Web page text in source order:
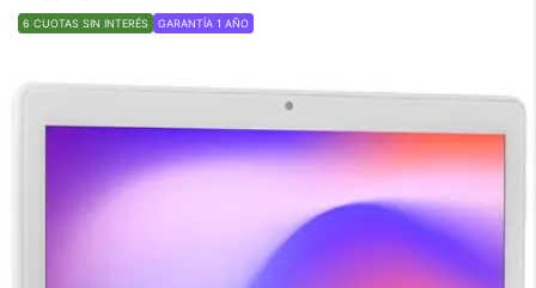
6 CUOTAS SIN INTERÉS GARANTÍA 1 AÑO